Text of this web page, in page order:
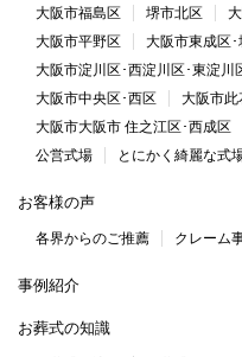
大阪市福島区
堺市北区
大阪市平野区
大阪市東成区
大阪市淀川区･西淀川区･東淀川
大阪市中央区･西区
大阪市此
大阪市大阪市 住之江区･西成区
公営式場
とにかく綺麗な式
お客様の声
各界からのご推薦 クレーム
事例紹介
お葬式の知識